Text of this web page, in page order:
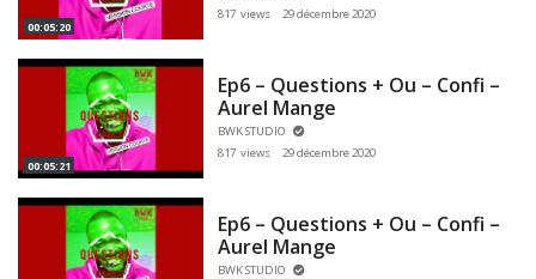
00:05:20
817 views
29 décembre 2020
00:05:21
Ep6 – Questions + Ou – Confi –
Aurel Mange
BWK STUDIO
817 views
29 décembre 2020
Ep6 – Questions + Ou – Confi –
Aurel Mange
BWK STUDIO